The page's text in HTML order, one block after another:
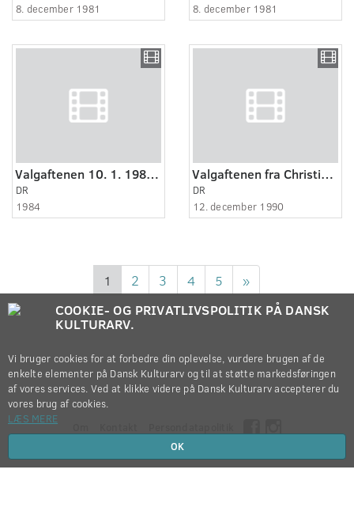
8. december 1981
8. december 1981
Valgaftenen 10. 1. 1984 - 2
DR
1984
Valgaftenen fra Christiansborg. TV-Aktuelt. 2.3
DR
12. december 1990
1 2 3 4 5 »
Copyright © 2012-2026
COOKIE- OG PRIVATLIVSPOLITIK PÅ DANSK
KULTURARV.
Vi bruger cookies for at forbedre din oplevelse, vurdere brugen af de
enkelte elementer på Dansk Kulturarv og til at støtte markedsføringen
af vores services. Ved at klikke videre på Dansk Kulturarv accepterer du
vores brug af cookies.
LÆS MERE
OK